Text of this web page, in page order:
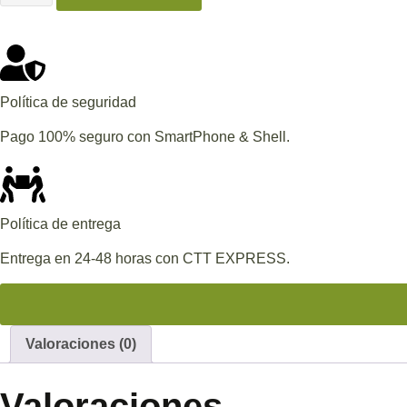
Política de seguridad
Pago 100% seguro con SmartPhone & Shell.
Política de entrega
Entrega en 24-48 horas con CTT EXPRESS.
Valoraciones (0)